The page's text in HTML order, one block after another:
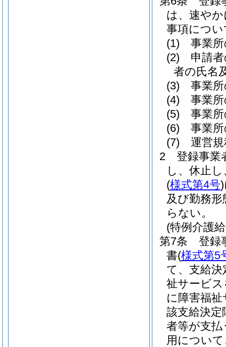
は、速や
事項につ
(1)
事業
(2)
申請
者の氏名
(3)
事業
(4)
事業
(5)
事業
(6)
事業
(7)
運営
2
登録事業
し、休止
(様式第4号)
及び勤務
らない。
(特例介護
第7条
登録
書(様式第5
て、支給
祉サービ
に障害福
該支給決定
者等が支
用につい